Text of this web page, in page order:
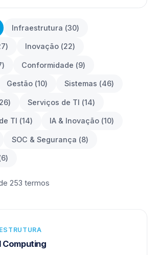
Infraestrutura (30)
) Inovação (22)
) Conformidade (9)
Gestão (10) Sistemas (46)
26) Serviços de TI (14)
TI (14) IA & Inovação (10)
SOC & Segurança (8)
6)
253 termos
Computing